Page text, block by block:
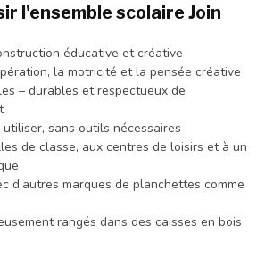
l'ensemble scolaire Join
éducative et créative
la motricité et la pensée créative
– durables et respectueux de
sans outils nécessaires
de classe, aux centres de loisirs et à un
d’autres marques de planchettes comme
rangés dans des caisses en bois